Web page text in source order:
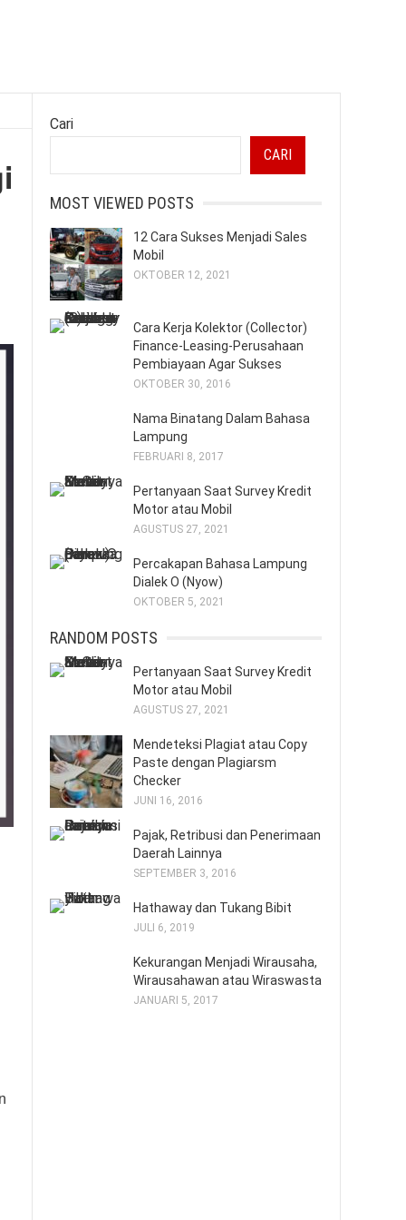
Cari
CARI
MOST VIEWED POSTS
12 Cara Sukses Menjadi Sales
Mobil
OKTOBER 12, 2021
Cara Kerja Kolektor (Collector)
Finance-Leasing-Perusahaan
Pembiayaan Agar Sukses
OKTOBER 30, 2016
Nama Binatang Dalam Bahasa
Lampung
FEBRUARI 8, 2017
Pertanyaan Saat Survey Kredit
Motor atau Mobil
AGUSTUS 27, 2021
Percakapan Bahasa Lampung
Dialek O (Nyow)
OKTOBER 5, 2021
RANDOM POSTS
Pertanyaan Saat Survey Kredit
Motor atau Mobil
AGUSTUS 27, 2021
Mendeteksi Plagiat atau Copy
Paste dengan Plagiarsm
Checker
JUNI 16, 2016
Pajak, Retribusi dan Penerimaan
Daerah Lainnya
SEPTEMBER 3, 2016
Hathaway dan Tukang Bibit
JULI 6, 2019
Kekurangan Menjadi Wirausaha,
Wirausahawan atau Wiraswasta
JANUARI 5, 2017